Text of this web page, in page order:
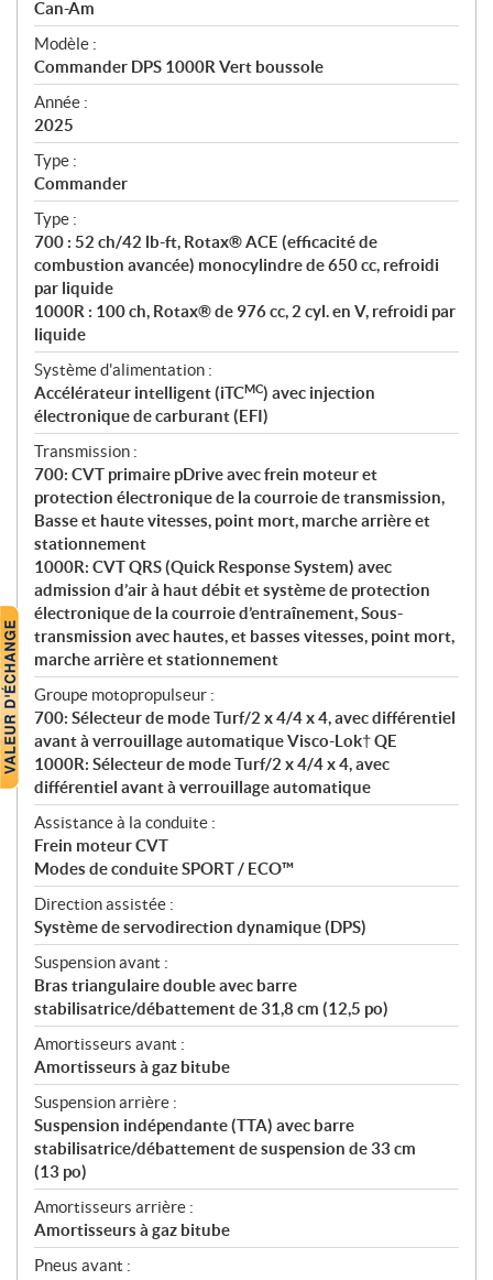
p
é
c
i
f
i
c
a
t
i
o
n
s
Can-Am
Modèle :
Commander DPS 1000R Vert boussole
Année :
2025
Type :
Commander
Type :
700 : 52 ch/42 lb-ft, Rotax® ACE (efficacité de
combustion avancée) monocylindre de 650 cc, refroidi
par liquide
1000R : 100 ch, Rotax® de 976 cc, 2 cyl. en V, refroidi par
liquide
Système d'alimentation :
Accélérateur intelligent (iTCMC) avec injection
électronique de carburant (EFI)
Transmission :
700: CVT primaire pDrive avec frein moteur et
protection électronique de la courroie de transmission,
Basse et haute vitesses, point mort, marche arrière et
stationnement
1000R: CVT QRS (Quick Response System) avec
admission d’air à haut débit et système de protection
électronique de la courroie d’entraînement, Sous-
transmission avec hautes, et basses vitesses, point mort,
marche arrière et stationnement
Groupe motopropulseur :
700: Sélecteur de mode Turf/2 x 4/4 x 4, avec différentiel
avant à verrouillage automatique Visco-Lok† QE
1000R: Sélecteur de mode Turf/2 x 4/4 x 4, avec
différentiel avant à verrouillage automatique
Assistance à la conduite :
Frein moteur CVT
Modes de conduite SPORT / ECO™
Direction assistée :
Système de servodirection dynamique (DPS)
Suspension avant :
Bras triangulaire double avec barre
stabilisatrice/débattement de 31,8 cm (12,5 po)
Amortisseurs avant :
Amortisseurs à gaz bitube
Suspension arrière :
Suspension indépendante (TTA) avec barre
stabilisatrice/débattement de suspension de 33 cm
(13 po)
Amortisseurs arrière :
Amortisseurs à gaz bitube
Pneus avant :